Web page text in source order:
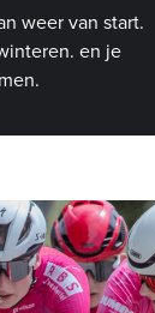
weer van start.
en je